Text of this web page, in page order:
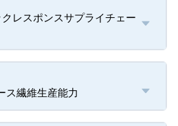
レスポンスサプライチェー
ス繊維生産能力